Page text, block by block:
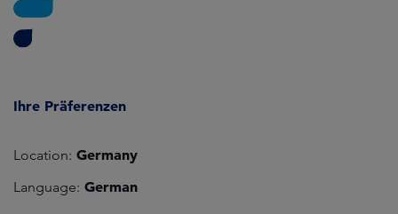
Ihre Präferenzen
Location: Germany
Language: German